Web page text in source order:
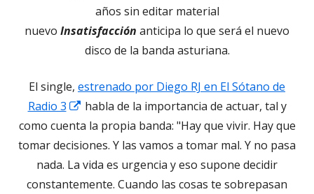
años sin editar material
nuevo Insatisfacción anticipa lo que será el nuevo
disco de la banda asturiana.
El single, estrenado por Diego RJ en El Sótano de
Radio 3
Abrir
en
una
ventana
nueva
habla de la importancia de actuar, tal y
como cuenta la propia banda: "Hay que vivir. Hay que
tomar decisiones. Y las vamos a tomar mal. Y no pasa
nada. La vida es urgencia y eso supone decidir
constantemente. Cuando las cosas te sobrepasan